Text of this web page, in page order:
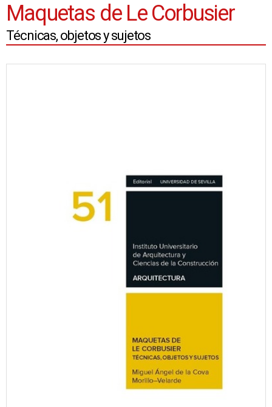
Maquetas de Le Corbusier
Técnicas, objetos y sujetos